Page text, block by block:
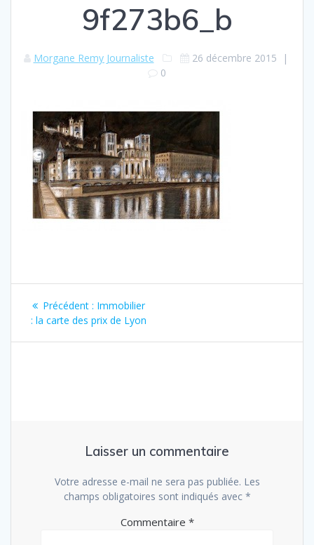
9f273b6_b
Morgane Remy Journaliste 26 décembre 2015 |
0
Navigation
de
Précédent : Article
précédent
Immobilier
: la carte des prix de Lyon
Laisser un commentaire
Votre adresse e-mail ne sera pas publiée. Les
champs obligatoires sont indiqués avec *
Commentaire *